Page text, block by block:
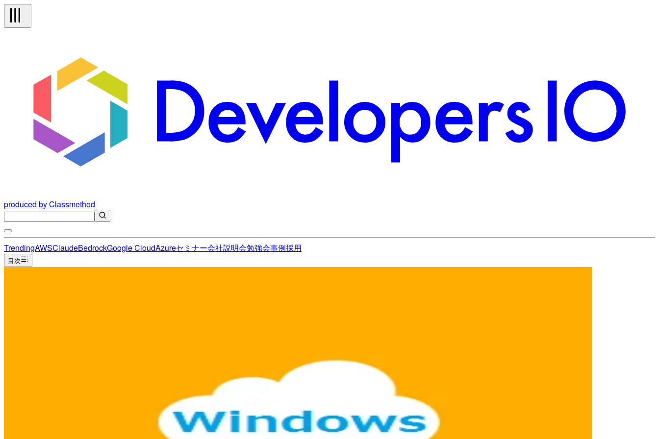
produced by Classmethod
TrendingAWSClaudeBedrockGoogle CloudAzureセミナー会社説明会勉強会事例採用
目次